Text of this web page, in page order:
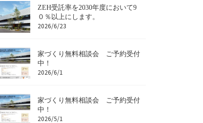
ZEH受託率を2030年度において9
０％以上にします。
2026/6/23
家づくり無料相談会 ご予約受付
中！
2026/6/1
家づくり無料相談会 ご予約受付
中！
2026/5/1